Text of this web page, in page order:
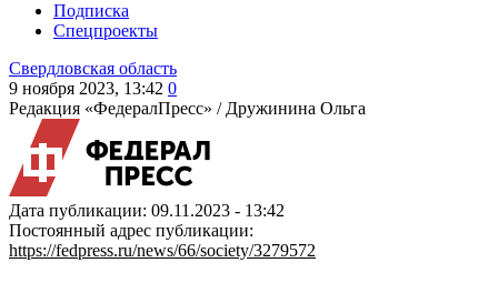
Подписка
Спецпроекты
Свердловская область
9 ноября 2023, 13:42 0
Редакция «ФедералПресс» / Дружинина Ольга
Дата публикации: 09.11.2023 - 13:42
Постоянный адрес публикации:
https://fedpress.ru/news/66/society/3279572